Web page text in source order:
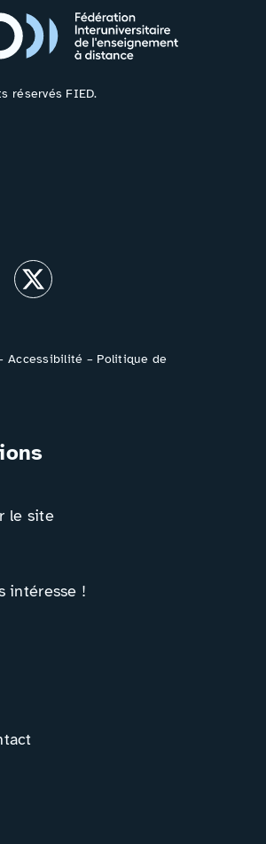
réservés FIED.
Accessibilité – Politique de
le site
intéresse !